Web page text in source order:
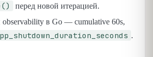
перед новой итерацией.
в Go — cumulative 60s,
.